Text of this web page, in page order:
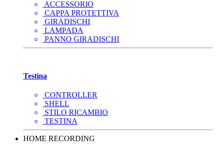
ACCESSORIO
CAPPA PROTETTIVA
GIRADISCHI
LAMPADA
PANNO GIRADISCHI
Testina
CONTROLLER
SHELL
STILO RICAMBIO
TESTINA
HOME RECORDING